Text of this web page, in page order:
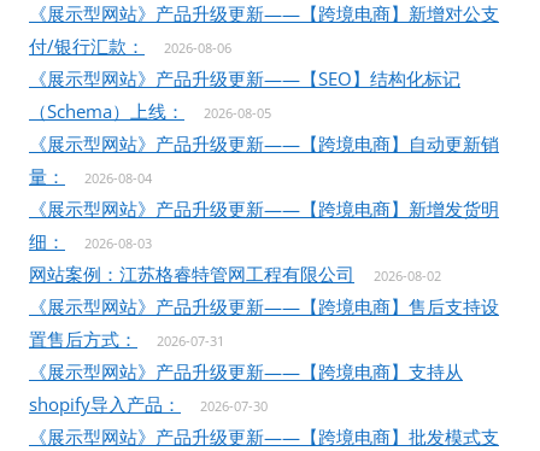
《展示型网站》产品升级更新——【跨境电商】新增对公支
付/银行汇款：
2026-08-06
《展示型网站》产品升级更新——【SEO】结构化标记
（Schema）上线：
2026-08-05
《展示型网站》产品升级更新——【跨境电商】自动更新销
量：
2026-08-04
《展示型网站》产品升级更新——【跨境电商】新增发货明
细：
2026-08-03
网站案例：江苏格睿特管网工程有限公司 2026-08-02
《展示型网站》产品升级更新——【跨境电商】售后支持设
置售后方式：
2026-07-31
《展示型网站》产品升级更新——【跨境电商】支持从
shopify导入产品：
2026-07-30
《展示型网站》产品升级更新——【跨境电商】批发模式支